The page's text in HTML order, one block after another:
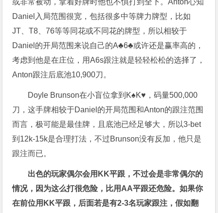
或非常被动，拿着好牌时他也不惧打到全下。Anton心知
Daniel入局范围很宽，包括很多中等牌力牌型，比如
JT、T8、76等等同花或不同花的牌型，所以相较于
Daniel的开局范围来说自己的A♣6♣或许还是赢率高的，
考虑到他是在庄位，用A6s跟注就是轻轻松松的选择了，
Anton跟注后底池10,900刀。
Doyle Brunson在小盲位拿到K♠K♥，码量500,000
刀，这手牌相较于Daniel的开局范围和Anton的跟注范围
而言，极可能是最佳牌，且底池已经足够大，所以3-bet
到12k-15k是合理打法，不过Brunson没有反加，他只是
跟注而已。
出色的玩家偶尔会用KK平跟，不过会是非常偶尔的
情况，因为这么打很危险，比用AA平跟还危险。如果你
在前位用KK平跟，后面若是有2-3名玩家跟注，假如翻